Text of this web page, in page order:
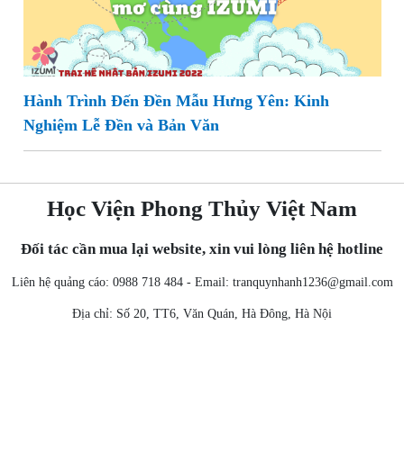
Hành Trình Đến Đền Mẫu Hưng Yên: Kinh
Nghiệm Lễ Đền và Bản Văn
Học Viện Phong Thủy Việt Nam
Đối tác cần mua lại website, xin vui lòng liên hệ hotline
Liên hệ quảng cáo: 0988 718 484 - Email: tranquynhanh1236@gmail.com
Địa chỉ: Số 20, TT6, Văn Quán, Hà Đông, Hà Nội